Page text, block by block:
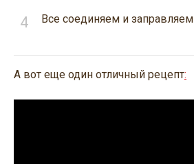
Все соединяем и
А вот еще один отличный рецепт: